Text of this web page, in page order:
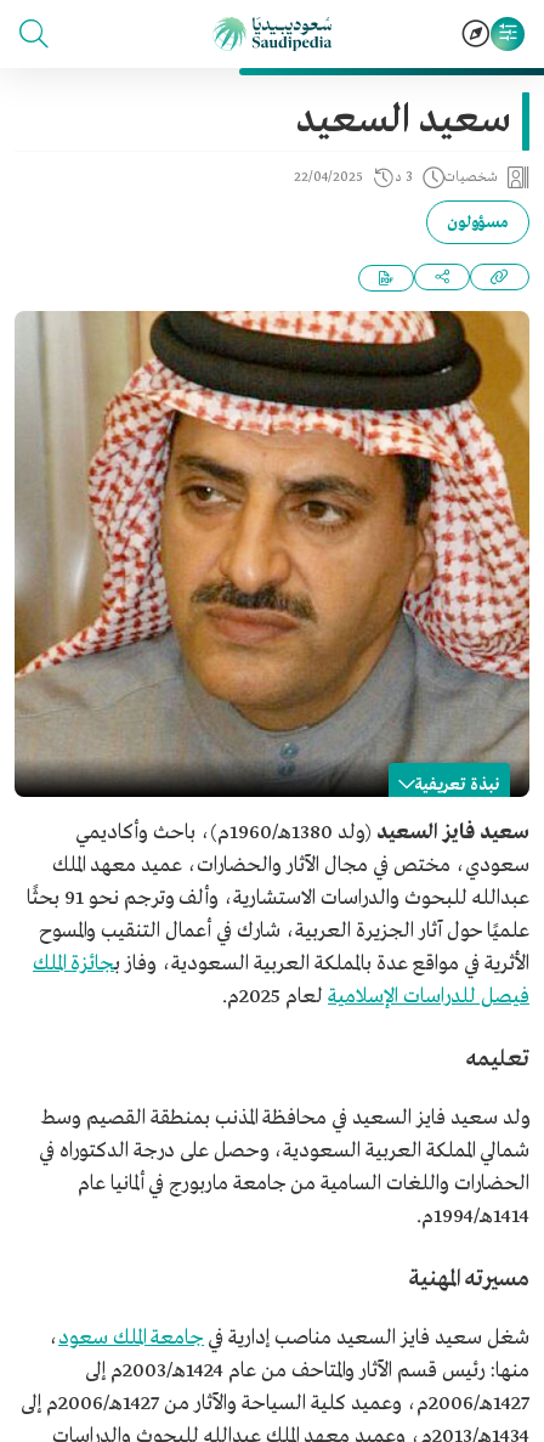
سعيد السعيد
شخصيات 3 د 22/04/2025
مسؤولون
نبذة تعريفية
سعيد السعيد
الاسم
سعيد فايز السعيد.
التصنيف
باحث وأكاديمي سعودي في مجال الآثار والحضارات.
تاريخ الميلاد
1960م.
مكان الميلاد
محافظة المذنب، منطقة القصيم.
الدكتوراه في الحضارات واللغات السامية من جامعة ماربورج
سعيد فايز السعيد
(ولد 1380هـ/1960م)، باحث وأكاديمي
سعودي، مختص في مجال الآثار والحضارات، عميد معهد الملك
عبدالله للبحوث والدراسات الاستشارية، وألف وترجم نحو 91 بحثًا
علميًا حول آثار الجزيرة العربية، شارك في أعمال التنقيب والمسوح
الأثرية في مواقع عدة بالمملكة العربية السعودية، وفاز بجائزة الملك
فيصل للدراسات الإسلامية لعام 2025م.
تعليمه
ولد سعيد فايز السعيد في محافظة المذنب بمنطقة القصيم وسط
شمالي المملكة العربية السعودية، وحصل على درجة الدكتوراه في
الحضارات واللغات السامية من جامعة ماربورج في ألمانيا عام
1414هـ/1994م.
مسيرته المهنية
شغل سعيد فايز السعيد مناصب إدارية في جامعة الملك سعود،
منها: رئيس قسم الآثار والمتاحف من عام 1424هـ/2003م إلى
1427هـ/2006م، وعميد كلية السياحة والآثار من 1427هـ/2006م إلى
1434هـ/2013م، وعميد معهد الملك عبدالله للبحوث والدراسات